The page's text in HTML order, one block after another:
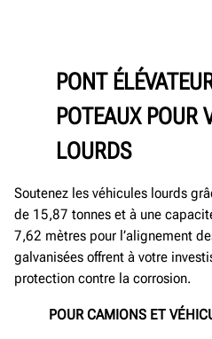
PONT
POTEAUX POUR
LOURDS
Soutenez les véhicules lourds
de 15,87 tonnes et à une
7,62 mètres pour l’alignement
galvanisées offrent à votre
protection contre la corrosion.
POUR CAMIONS ET